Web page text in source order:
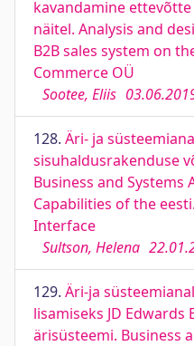
kavandamine
näitel. Analysis and
B2B sales system on
Commerce OÜ
Sootee, Eliis
128. Äri- ja
sisuhaldusrakenduse
Business and
Capabilities of the
Interface
Sultson, Helena
129. Äri-ja
lisamiseks JD Edwards
ärisüsteemi. Business